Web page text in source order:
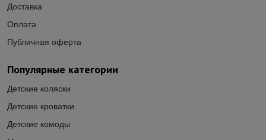
Популярные категории
Детские коляски
Детские кроватки
Детские комоды
Доставка
Оплата
Публичная оферта